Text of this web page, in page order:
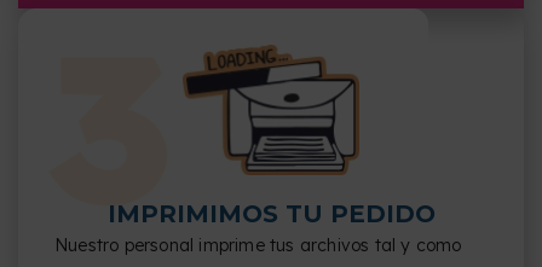
IMPRIMIMOS TU PEDIDO
Nuestro personal imprime tus archivos tal y como